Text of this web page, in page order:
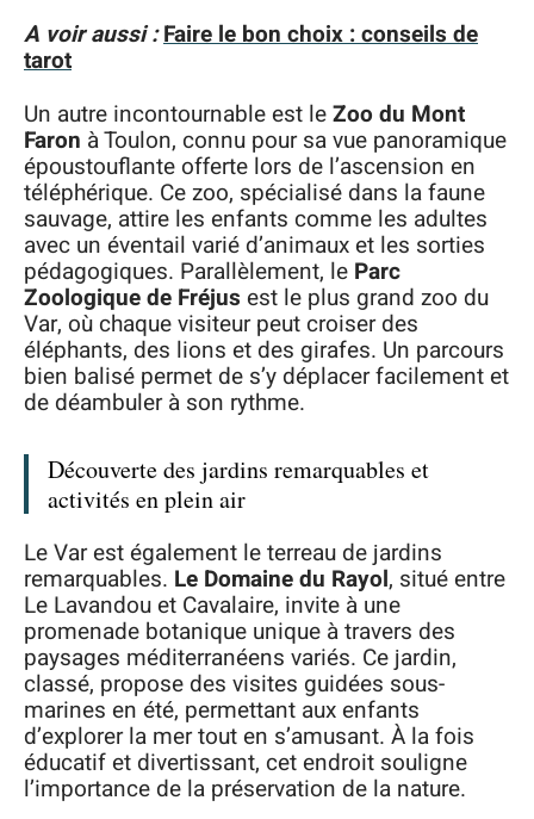
A voir aussi :Faire le bon choix : conseils de
tarot
Un autre incontournable est leZoo du Mont
Faron à Toulon, connu pour sa vue panoramique
époustouflante offerte lors de l’ascension en
téléphérique. Ce zoo, spécialisé dans la faune
sauvage, attire les enfants comme les adultes
avec un éventail varié d’animaux et les sorties
pédagogiques. Parallèlement, le Parc
Zoologique de Fréjus est le plus grand zoo du
Var, où chaque visiteur peut croiser des
éléphants, des lions et des girafes. Un parcours
bien balisé permet de s’y déplacer facilement et
de déambuler à son rythme.
Découverte des jardins remarquables et
activités en plein air
Le Var est également le terreau de jardins
remarquables. Le Domaine du Rayol, situé entre
Le Lavandou et Cavalaire, invite à une
promenade botanique unique à travers des
paysages méditerranéens variés. Ce jardin,
classé, propose des visites guidées sous-
marines en été, permettant aux enfants
d’explorer la mer tout en s’amusant. À la fois
éducatif et divertissant, cet endroit souligne
l’importance de la préservation de la nature.